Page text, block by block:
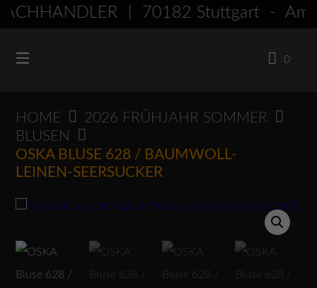
Springen
Inhalt
| 70182 Stuttgart -
0
HOME
2026 FRÜHJAHR SOMMER
BLUSEN
OSKA BLUSE 628 / BAUMWOLL-
LEINEN-SEERSUCKER